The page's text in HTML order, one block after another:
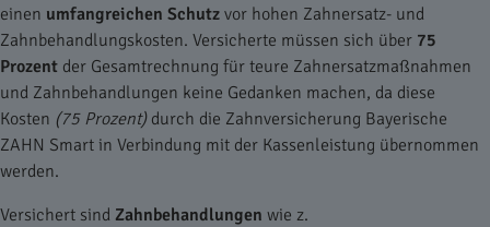
einen umfangreichen Schutz vor hohen Zahnersatz- und
Zahnbehandlungskosten. Versicherte müssen sich über 75
Prozent der Gesamtrechnung für teure Zahnersatzmaßnahmen
und Zahnbehandlungen keine Gedanken machen, da diese
Kosten (75 Prozent)durch die Zahnversicherung Bayerische
ZAHN Smart in Verbindung mit der Kassenleistung übernommen
werden.
Versichert sind Zahnbehandlungen wie z.